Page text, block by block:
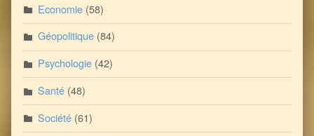
Economie (58)
Géopolitique (84)
Psychologie (42)
Santé (48)
Société (61)